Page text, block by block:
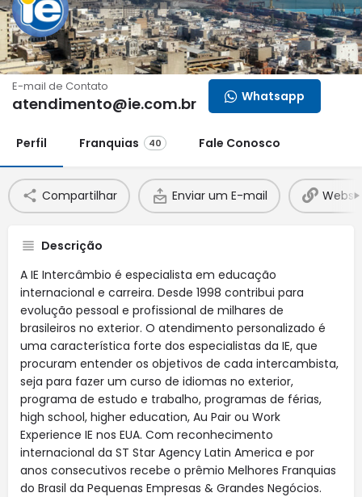
IE Intercâmbio
E-mail de Contato
atendimento@ie.com.br Whatsapp
Perfil Franquias 40 Fale Conosco
Compartilhar Enviar um E-mail
Descrição
A IE Intercâmbio é especialista em educação
internacional e carreira. Desde 1998 contribui para
evolução pessoal e profissional de milhares de
brasileiros no exterior. O atendimento personalizado é
uma característica forte dos especialistas da IE, que
procuram entender os objetivos de cada intercambista,
seja para fazer um curso de idiomas no exterior,
programa de estudo e trabalho, programas de férias,
high school, higher education, Au Pair ou Work
Experience IE nos EUA. Com reconhecimento
internacional da ST Star Agency Latin America e por
anos consecutivos recebe o prêmio Melhores Franquias
do Brasil da Pequenas Empresas & Grandes Negócios.